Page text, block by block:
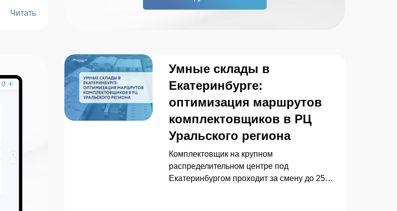
Читать
Умные склады в
Екатеринбурге:
оптимизация маршрутов
комплектовщиков в РЦ
Уральского региона
Комплектовщик на крупном
распределительном центре под
Екатеринбургом проходит за смену до 25